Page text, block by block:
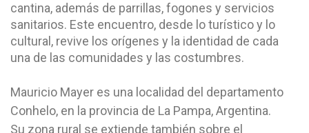
cantina, además de parrillas, fogones y servicios
sanitarios. Este encuentro, desde lo turístico y lo
cultural, revive los orígenes y la identidad de cada
una de las comunidades y las costumbres.
Mauricio Mayer es una localidad del departamento
Conhelo, en la provincia de La Pampa, Argentina.
Su zona rural se extiende también sobre el